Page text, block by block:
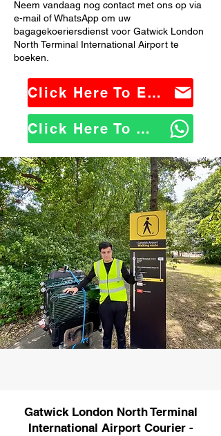
Neem vandaag nog contact met ons op via
e-mail of WhatsApp om uw
bagagekoeriersdienst voor Gatwick London
North Terminal International Airport te
boeken.
Click Here To Email Us
Click Here To WhatsApp Us
Gatwick London North Terminal
International Airport Courier -